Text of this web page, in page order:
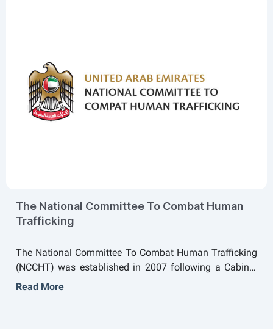
global competitiveness reports on gender equality and
promote the UAE’s status as a benchmark for gender
balance legislation. The Council also launches
pioneering initiatives and projects to enhance gender
balance throughout the country and contribute to
The National Committee To Combat Human
Trafficking
The National Committee To Combat Human Trafficking
(NCCHT) was established in 2007 following a Cabinet
decree to coordinate efforts and enforce plans to
Read More